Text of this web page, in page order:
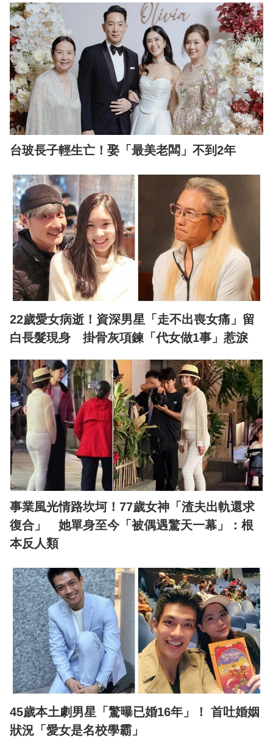
台玻長子輕生亡！娶「最美老闆」不到2年
22歲愛女病逝！資深男星「走不出喪女痛」留
白長髮現身 掛骨灰項鍊「代女做1事」惹淚
事業風光情路坎坷！77歲女神「渣夫出軌還求
復合」 她單身至今「被偶遇驚天一幕」：根
本反人類
45歲本土劇男星「驚曝已婚16年」！ 首吐婚姻
狀況「愛女是名校學霸」